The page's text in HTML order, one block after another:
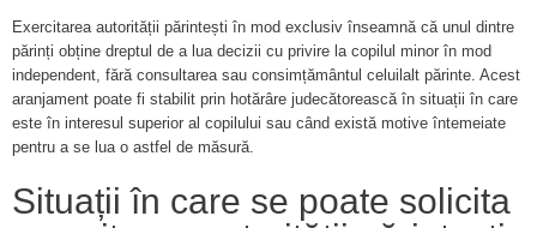
Exercitarea autorității părintești în mod exclusiv înseamnă că unul dintre
părinți obține dreptul de a lua decizii cu privire la copilul minor în mod
independent, fără consultarea sau consimțământul celuilalt părinte. Acest
aranjament poate fi stabilit prin hotărâre judecătorească în situații în care
este în interesul superior al copilului sau când există motive întemeiate
pentru a se lua o astfel de măsură.
Situații în care se poate solicita